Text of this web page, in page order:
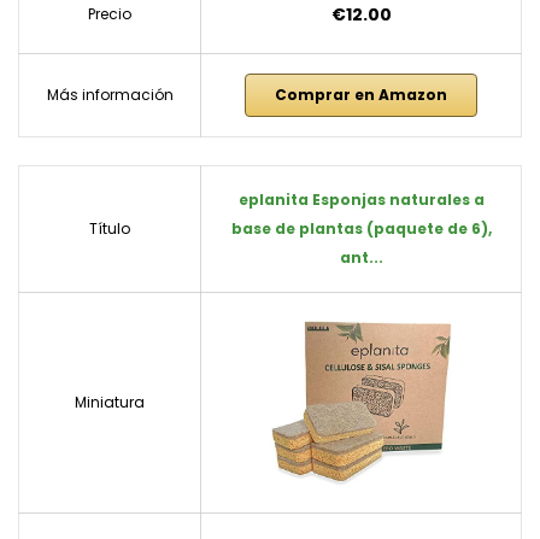
Precio €12.00
Más información Comprar en Amazon
Título
eplanita Esponjas naturales a
base de plantas (paquete de 6),
ant...
Miniatura